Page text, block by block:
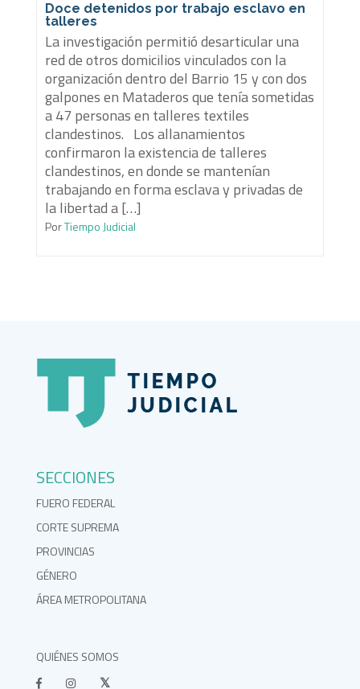
Doce detenidos por trabajo esclavo en
talleres
La investigación permitió desarticular una
red de otros domicilios vinculados con la
organización dentro del Barrio 15 y con dos
galpones en Mataderos que tenía sometidas
a 47 personas en talleres textiles
clandestinos. Los allanamientos
confirmaron la existencia de talleres
clandestinos, en donde se mantenían
trabajando en forma esclava y privadas de
la libertad a […]
PorTiempo Judicial
SECCIONES
FUERO FEDERAL
CORTE SUPREMA
PROVINCIAS
GÉNERO
ÁREA METROPOLITANA
QUIÉNES SOMOS